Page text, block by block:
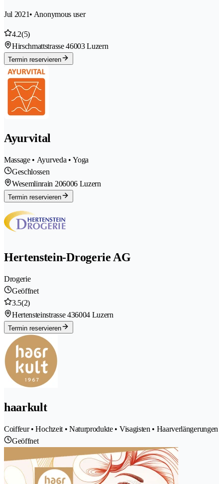
Jul 2021• Anonymous user
4.2(5)
Hirschmattstrasse 46003 Luzern
Termin reservieren
Ayurvital
Massage • Ayurveda • Yoga
Geschlossen
Wesemlinrain 206006 Luzern
Termin reservieren
Hertenstein-Drogerie AG
Drogerie
Geöffnet
3.5(2)
Hertensteinstrasse 436004 Luzern
Termin reservieren
haarkult
Coiffeur • Hochzeit • Naturprodukte • Visagisten • Haarverlängerungen
Geöffnet